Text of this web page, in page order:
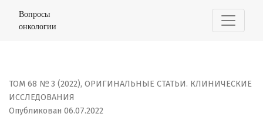
Количество циркулирующих опухолевых клеток,
Вопросы
онкологии
ТОМ 68 № 3 (2022), ОРИГИНАЛЬНЫЕ СТАТЬИ. КЛИНИЧЕСКИЕ
ИССЛЕДОВАНИЯ
Опубликован 06.07.2022